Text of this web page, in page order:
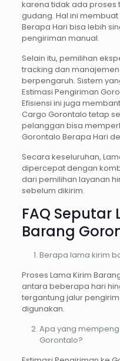
karena tidak ada
gudang. Hal ini
Berapa Hari bisa lebih
pengiriman manual.
Selain itu, pemilihan
tracking dan
berpengaruh. Sistem
Estimasi Pengiriman
Efisiensi ini juga
Cargo Gorontalo tetap
pelanggan bisa
Gorontalo Berapa Hari
Secara keseluruhan,
dipercepat dengan
dari pemilihan layanan
sebelum dikirim.
FAQ Seputar
Barang
Berapa lama kirim
Proses Lama Kirim
antara beberapa hari
tergantung jalur
digunakan.
Apa yang
Gorontalo?